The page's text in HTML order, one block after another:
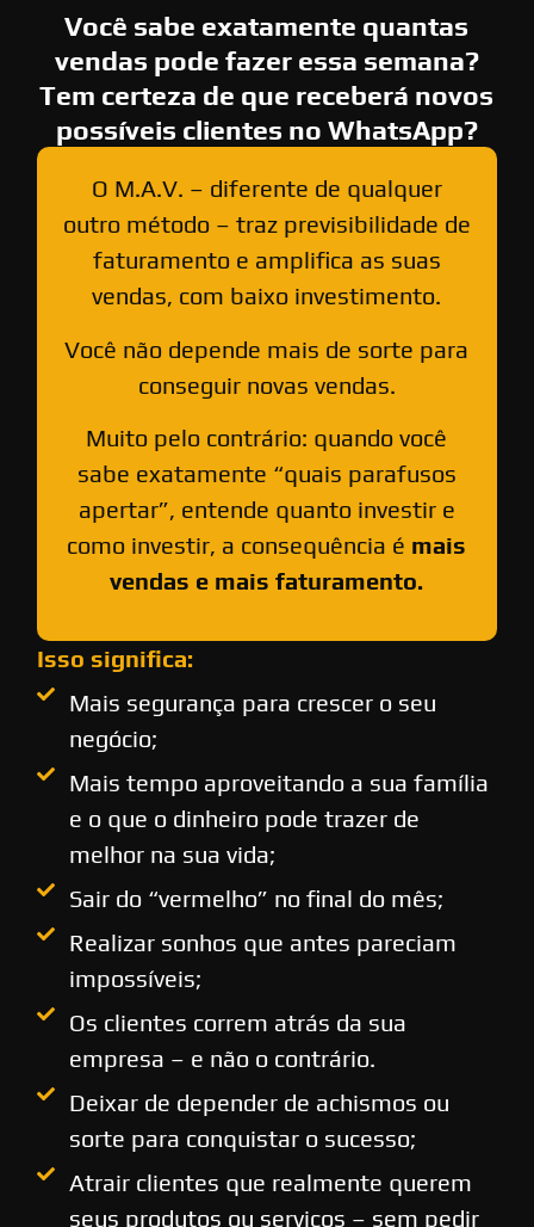
Você sabe exatamente quantas
vendas pode fazer essa semana?
Tem certeza de que receberá novos
possíveis clientes no WhatsApp?
O M.A.V. – diferente de qualquer
outro método – traz previsibilidade de
faturamento e amplifica as suas
vendas, com baixo investimento.
Você não depende mais de sorte para
conseguir novas vendas.
Muito pelo contrário: quando você
sabe exatamente “quais parafusos
apertar”, entende quanto investir e
como investir, a consequência é mais
vendas e mais faturamento.
Isso significa:
Mais segurança para crescer o seu
negócio;
Mais tempo aproveitando a sua família
e o que o dinheiro pode trazer de
melhor na sua vida;
Sair do “vermelho” no final do mês;
Realizar sonhos que antes pareciam
impossíveis;
Os clientes correm atrás da sua
empresa – e não o contrário.
Deixar de depender de achismos ou
sorte para conquistar o sucesso;
Atrair clientes que realmente querem
seus produtos ou serviços – sem pedir